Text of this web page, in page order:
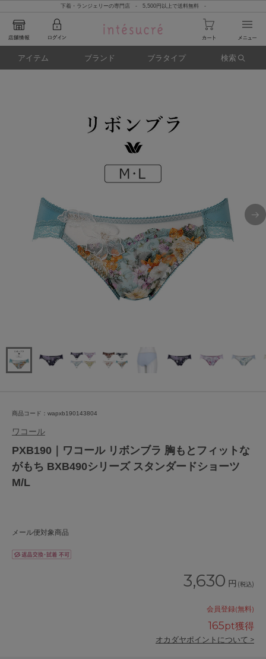
下着・ランジェリーの専門店 - 5,500円以上で送料無料 -
アイテム ブランド ブラタイプ 検索
商品コード：wapxb190143804
ワコール
PXB190｜ワコール リボンブラ 胸もとフィットな
がもち BXB490シリーズ スタンダードショーツ
M/L
メール便対象商品
3,630 円 (税込)
会員登録(無料)
165pt獲得
オカダヤポイントについて >